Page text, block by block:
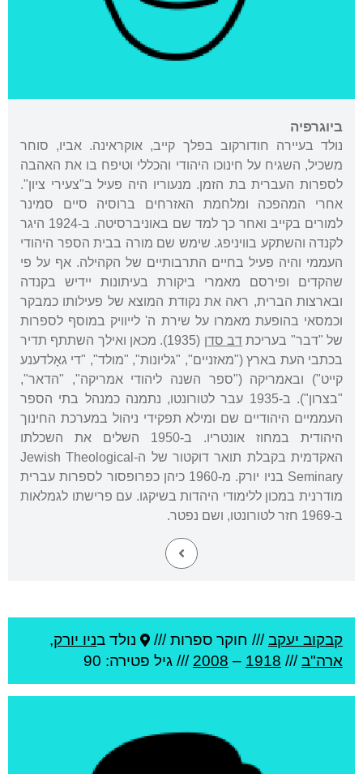
ביוגרפיה
נולד בעיירה חודורקוב בפלך קייב, אוקראינה. אביו, סוחר
משכיל, השגיח על חינוכו היהודי והכללי וטיפח בו את האהבה
לספרות העברית בת הזמן. מנעוריו היה פעיל ב"צעירי ציון".
אחרי המהפכה ומלחמת האזרחים ברוסיה סיים סמינר
למורים בקייב ואחר כך למד שם באוניברסיטה. ב-1924 היגר
לקנדה והשתקע בוויניפג. שימש שם מורה בבית הספר היהודי
העממי והיה פעיל בחיים התרבותיים של הקהילה. אף על פי
שהקדים ופירסם מאמרי ביקורת בעיתונות יידיש בקנדה
ובארצות הברית, ראה את נקודת המוצא של פעילותו כמבקר
וכמסאי בהופעת מאמרו על שירת ה' לייוויק במוסף לספרות
של "דבר" בעריכת דב סדן
(1935). מכאן ואילך השתתף תדיר
בכתבי העת בארץ ("מאזניים", "גליונות", "מולד", "די גאָלדענע
קייט") ובאמריקה ("ספר השנה ליהודי אמריקה", "הדאר",
"בצרון"). ב-1935 עבר לטורונטו, נתמנה כמנהל בתי הספר
העממיים היהודיים שם ומילא תפקידי ניהול במערכת החינוך
היהודית במחוז אונטריו. ב-1950 השלים את השכלתו
האקדמית בקבלת תואר דוקטור של ה-Jewish Theological
Seminary בניו יורק. מ-1960 כיהן כפרופסור לספרות עברית
מודרנית במכון ללימודי היהדות בשיקגו. עם פרישתו לגמלאות
ב-1969 חזר לטורונטו, ושם נפטר.
קבקוב יעקב/// חוקר ספרות /// נולד בניו יורק,
ארה"ב///
1918
–
2008 /// גיל פטירה: 90